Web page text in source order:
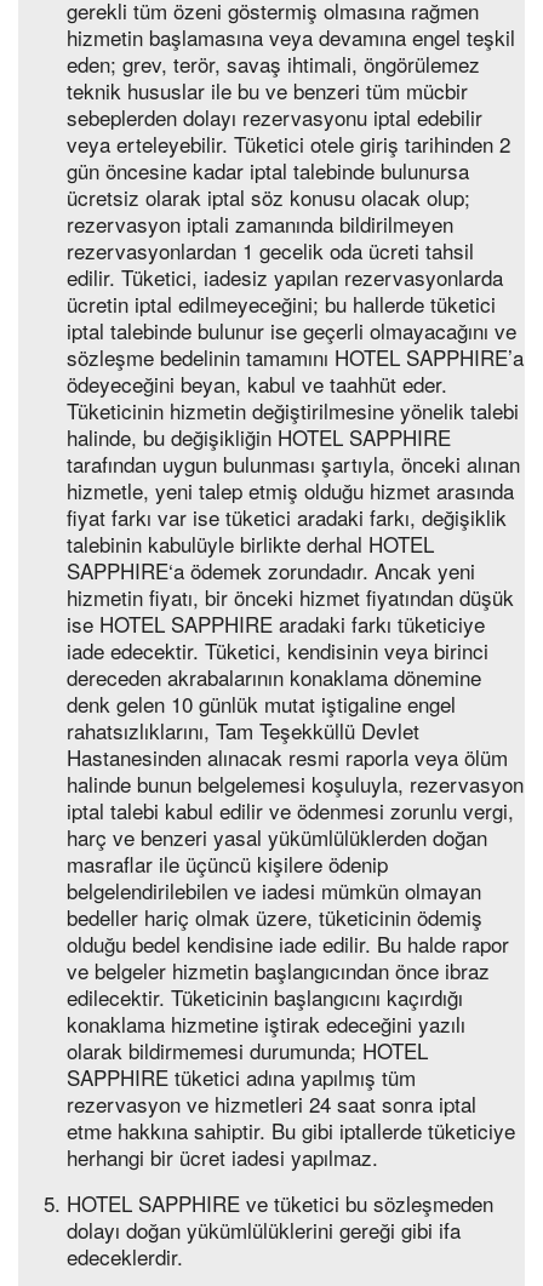
gerekli tüm özeni göstermiş olmasına rağmen
hizmetin başlamasına veya devamına engel teşkil
eden; grev, terör, savaş ihtimali, öngörülemez
teknik hususlar ile bu ve benzeri tüm mücbir
sebeplerden dolayı rezervasyonu iptal edebilir
veya erteleyebilir. Tüketici otele giriş tarihinden 2
gün öncesine kadar iptal talebinde bulunursa
ücretsiz olarak iptal söz konusu olacak olup;
rezervasyon iptali zamanında bildirilmeyen
rezervasyonlardan 1 gecelik oda ücreti tahsil
edilir. Tüketici, iadesiz yapılan rezervasyonlarda
ücretin iptal edilmeyeceğini; bu hallerde tüketici
iptal talebinde bulunur ise geçerli olmayacağını ve
sözleşme bedelinin tamamını HOTEL SAPPHIRE’a
ödeyeceğini beyan, kabul ve taahhüt eder.
Tüketicinin hizmetin değiştirilmesine yönelik talebi
halinde, bu değişikliğin HOTEL SAPPHIRE
tarafından uygun bulunması şartıyla, önceki alınan
hizmetle, yeni talep etmiş olduğu hizmet arasında
fiyat farkı var ise tüketici aradaki farkı, değişiklik
talebinin kabulüyle birlikte derhal HOTEL
SAPPHIRE‘a ödemek zorundadır. Ancak yeni
hizmetin fiyatı, bir önceki hizmet fiyatından düşük
ise HOTEL SAPPHIRE aradaki farkı tüketiciye
iade edecektir. Tüketici, kendisinin veya birinci
dereceden akrabalarının konaklama dönemine
denk gelen 10 günlük mutat iştigaline engel
rahatsızlıklarını, Tam Teşekküllü Devlet
Hastanesinden alınacak resmi raporla veya ölüm
halinde bunun belgelemesi koşuluyla, rezervasyon
iptal talebi kabul edilir ve ödenmesi zorunlu vergi,
harç ve benzeri yasal yükümlülüklerden doğan
masraflar ile üçüncü kişilere ödenip
belgelendirilebilen ve iadesi mümkün olmayan
bedeller hariç olmak üzere, tüketicinin ödemiş
olduğu bedel kendisine iade edilir. Bu halde rapor
ve belgeler hizmetin başlangıcından önce ibraz
edilecektir. Tüketicinin başlangıcını kaçırdığı
konaklama hizmetine iştirak edeceğini yazılı
olarak bildirmemesi durumunda; HOTEL
SAPPHIRE tüketici adına yapılmış tüm
rezervasyon ve hizmetleri 24 saat sonra iptal
etme hakkına sahiptir. Bu gibi iptallerde tüketiciye
herhangi bir ücret iadesi yapılmaz.
HOTEL SAPPHIRE ve tüketici bu sözleşmeden
dolayı doğan yükümlülüklerini gereği gibi ifa
edeceklerdir.